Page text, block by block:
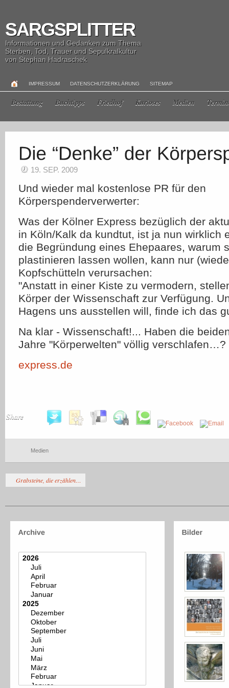
SARGSPLITTER
Informationen und Gedanken zum Thema
Sterben, Tod, Trauer und Sepulkralkultur
von Stephan Hadraschek
IMPRESSUM DATENSCHUTZERKLÄRUNG SITEMAP
Bestattung Buchtipps Friedhof Kurioses Medien
19. SEP. 2009
Und wieder mal kostenlose PR für den
Körperspenderverwerter:
Was der Kölner Express bezüglich der
in Köln/Kalk da kundtut, ist ja nun wirklich
die Begründung eines Ehepaares, warum
plastinieren lassen wollen, kann nur
Kopfschütteln verursachen:
"Anstatt in einer Kiste zu vermodern,
Körper der Wissenschaft zur Verfügung.
Hagens uns ausstellen will, finde ich das
Na klar - Wissenschaft!... Haben die
Jahre "Körperwelten" völlig verschlafen…?
express.de
Share
Medien
Grabsteine, die erzählen…